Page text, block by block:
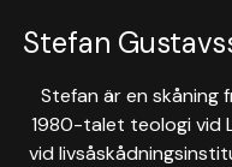
Stefan
Stefan är en skåning
1980-talet teologi vid
vid